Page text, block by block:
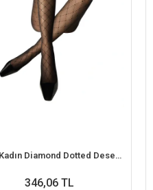
Penti Kadın Diamond Dotted Desenli Külotlu Çorap
346,06 TL